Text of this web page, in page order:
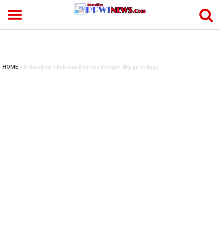
HOME » Unlabelled » Babinsa Komsos Dengan Warga Srikayu